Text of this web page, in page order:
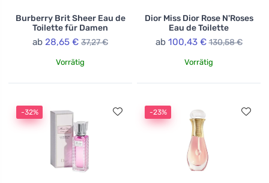
Burberry Brit Sheer Eau de
Toilette für Damen
ab 28,65 € 37,27 €
Vorrätig
Dior Miss Dior Rose N'Roses
Eau de Toilette
ab 100,43 € 130,58 €
Vorrätig
-32% -23%